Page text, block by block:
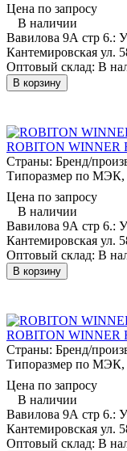
Цена по запросу
В наличии
Вавилова 9А стр 6.:
Кантемировская ул.
Оптовый склад: В
В корзину
ROBITON WINNER
Страны: Бренд/
Типоразмер по
Цена по запросу
В наличии
Вавилова 9А стр 6.:
Кантемировская ул.
Оптовый склад: В
В корзину
ROBITON WINNER
Страны: Бренд/
Типоразмер по
Цена по запросу
В наличии
Вавилова 9А стр 6.:
Кантемировская ул.
Оптовый склад: В